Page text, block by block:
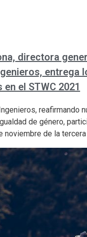
directora
entrega
el STWC 2021
reafirmando
de género,
noviembre de la